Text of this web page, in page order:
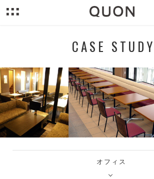
CASE STUDY
オフィス